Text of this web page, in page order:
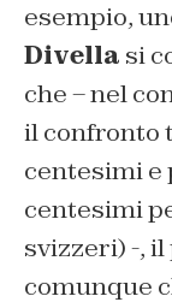
esempio,
Divella si
che – nel
il confronto
centesimi e
centesimi
svizzeri) -,
comunque